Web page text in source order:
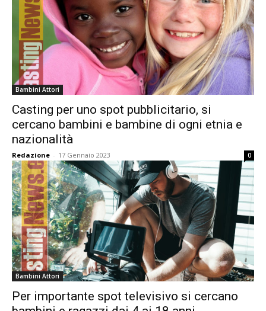
Bambini Attori
Casting per uno spot pubblicitario, si
cercano bambini e bambine di ogni etnia e
nazionalità
Redazione - 17 Gennaio 2023 0
Bambini Attori
Per importante spot televisivo si cercano